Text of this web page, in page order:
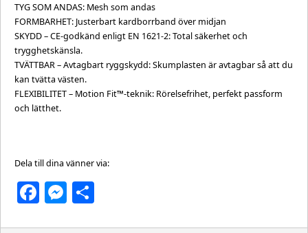
TYG SOM ANDAS: Mesh som andas
FORMBARHET: Justerbart kardborrband över midjan
SKYDD – CE-godkänd enligt EN 1621-2: Total säkerhet och
trygghetskänsla.
TVÄTTBAR – Avtagbart ryggskydd: Skumplasten är avtagbar så att du
kan tvätta västen.
FLEXIBILITET – Motion Fit™-teknik: Rörelsefrihet, perfekt passform
och lätthet.
Dela till dina vänner via:
Facebook
Messenger